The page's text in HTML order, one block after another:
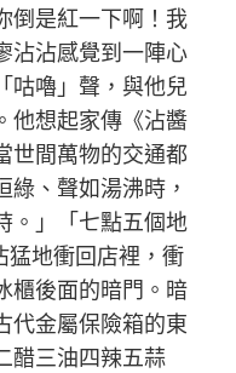
倒是紅一下啊！我
沾沾感覺到一陣心
咕嚕」聲，與他兒
他想起家傳《沾醬
世間萬物的交通都
綠、聲如湯沸時，
。」「七點五個地
地衝回店裡，衝
櫃後面的暗門。暗
代金屬保險箱的東
醋三油四辣五蒜